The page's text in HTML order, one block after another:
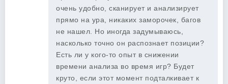
очень удобно, сканирует и анализирует
прямо на ура, никаких заморочек, багов
не нашел. Но иногда задумываюсь,
насколько точно он распознает позиции?
Есть ли у кого-то опыт в снижении
времени анализа во время игр? Будет
круто, если этот момент подталкивает к